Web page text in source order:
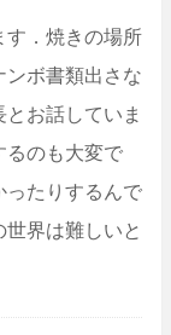
．焼きの場所
ボ書類出さな
お話していま
るのも大変で
たりするんで
界は難しいと